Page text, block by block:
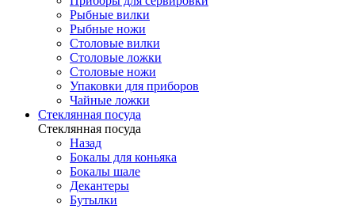
Рыбные вилки
Рыбные ножи
Столовые вилки
Столовые ложки
Столовые ножи
Упаковки для приборов
Чайные ложки
Стеклянная посуда
Стеклянная посуда
Назад
Бокалы для коньяка
Бокалы шале
Декантеры
Бутылки